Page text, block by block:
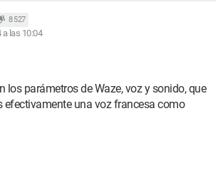
8 527
a las 10:04
los parámetros de Waze, voz y sonido, que
efectivamente una voz francesa como